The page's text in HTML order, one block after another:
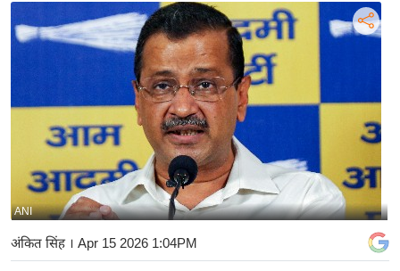
रा
ष्ट्री
य
बि
ज़
ने
ANI
अंकित सिंह। Apr 15 2026 1:04PM